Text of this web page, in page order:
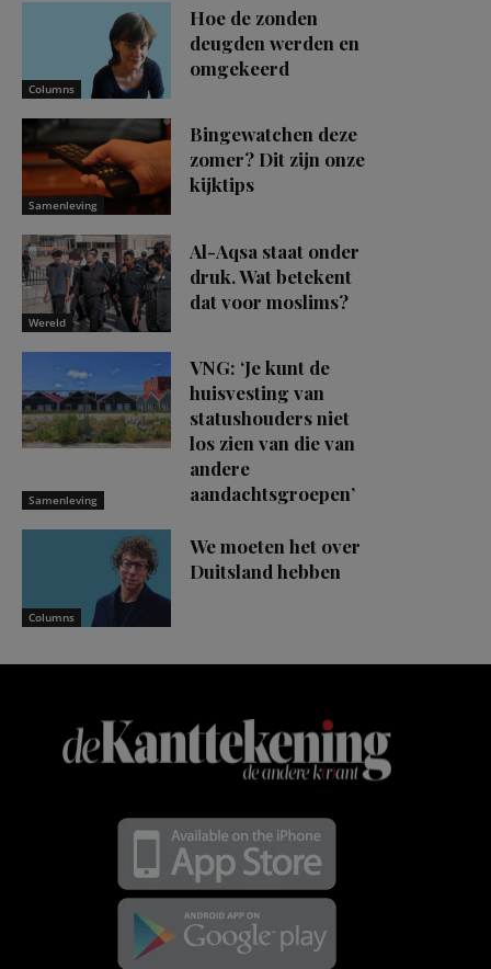
Columns
Hoe de zonden
deugden werden en
omgekeerd
Samenleving
Bingewatchen deze
zomer? Dit zijn onze
kijktips
Wereld
Al-Aqsa staat onder
druk. Wat betekent
dat voor moslims?
Samenleving
VNG: ‘Je kunt de
huisvesting van
statushouders niet
los zien van die van
andere
aandachtsgroepen’
Columns
We moeten het over
Duitsland hebben